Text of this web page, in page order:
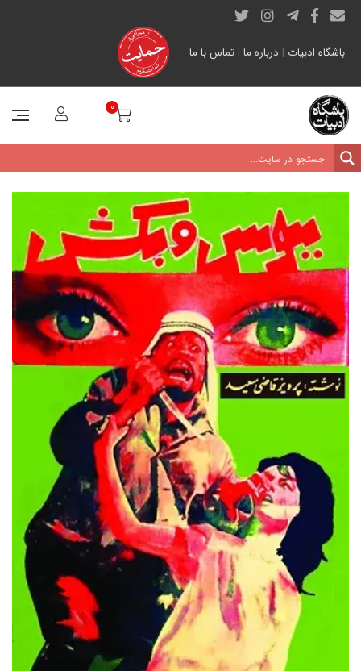
باشگاه ادبیات | درباره ما | تماس با ما
0